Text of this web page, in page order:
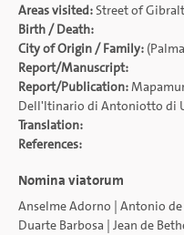
Areas visited:Street of
Birth / Death:
City of Origin / Family:
Report/Manuscript:
Report/Publication:
Dell'Itinario di Antoniotto di
Translation:
References:
Nomina viatorum
Anselme Adorno | Antonio de
Duarte Barbosa | Jean de